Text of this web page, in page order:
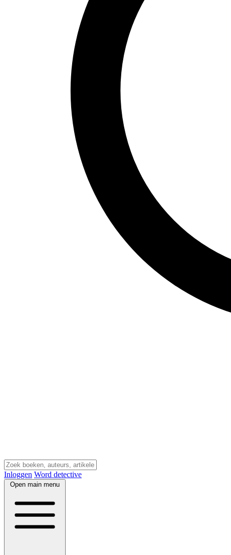
Inloggen Word detective
Open main menu